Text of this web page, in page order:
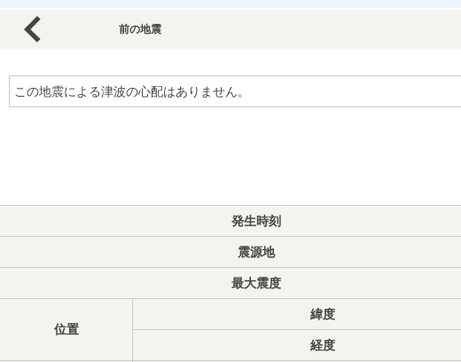
前の地震
この地震による津波の心配はありません。
発生時刻
震源地
最大震度
位置
緯度
経度